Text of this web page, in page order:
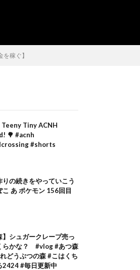
稼ぐ】
Teeny Tiny ACNH
🌳 #acnh
#shorts
りの続きをやっていこう
あ ポケモン 156回目
】シュガークレープ売っ
らかな？ #vlog #あつ森
どうぶつの森 #こはくち
2424 #毎日更新中